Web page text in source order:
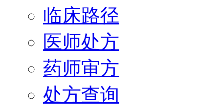
临床路径
医师处方
药师审方
处方查询